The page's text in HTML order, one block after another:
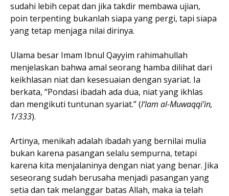
sudahi lebih cepat dan jika takdir membawa ujian,
poin terpenting bukanlah siapa yang pergi, tapi siapa
yang tetap menjaga nilai dirinya.
Ulama besar Imam Ibnul Qayyim rahimahullah
menjelaskan bahwa amal seorang hamba dilihat dari
keikhlasan niat dan kesesuaian dengan syariat. Ia
berkata, “Pondasi ibadah ada dua, niat yang ikhlas
dan mengikuti tuntunan syariat.” (I‘lam al-Muwaqqi‘in,
1/333).
Artinya, menikah adalah ibadah yang bernilai mulia
bukan karena pasangan selalu sempurna, tetapi
karena kita menjalaninya dengan niat yang benar. Jika
seseorang sudah berusaha menjadi pasangan yang
setia dan tak melanggar batas Allah, maka ia telah